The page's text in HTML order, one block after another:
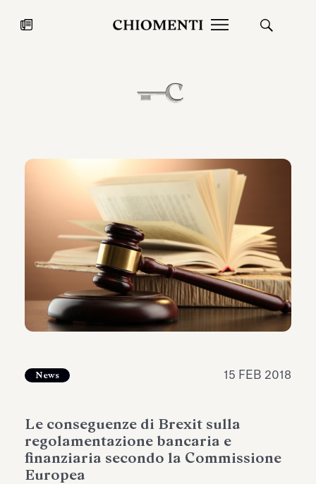
27 LUG 2026
Fondazione Torlonia inaugura la
mostra Marmora Romana
ampliando gli spazi espositivi
dell’Antiquarium di Villa Albani
Leggi tutto
Chiomenti
EcoVadis
News 15 FEB 2018
Le conseguenze di Brexit sulla
regolamentazione bancaria e
finanziaria secondo la Commissione
Europea